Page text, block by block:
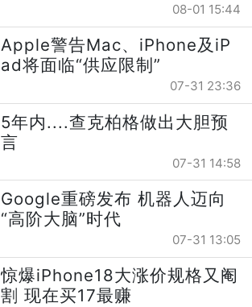
08-01 15:44
Apple警告Mac、iPhone及iP
ad将面临“供应限制”
07-31 23:36
5年内....查克柏格做出大胆预
言
07-31 14:58
Google重磅发布 机器人迈向
“高阶大脑”时代
07-31 13:05
惊爆iPhone18大涨价规格又阉
割 现在买17最赚